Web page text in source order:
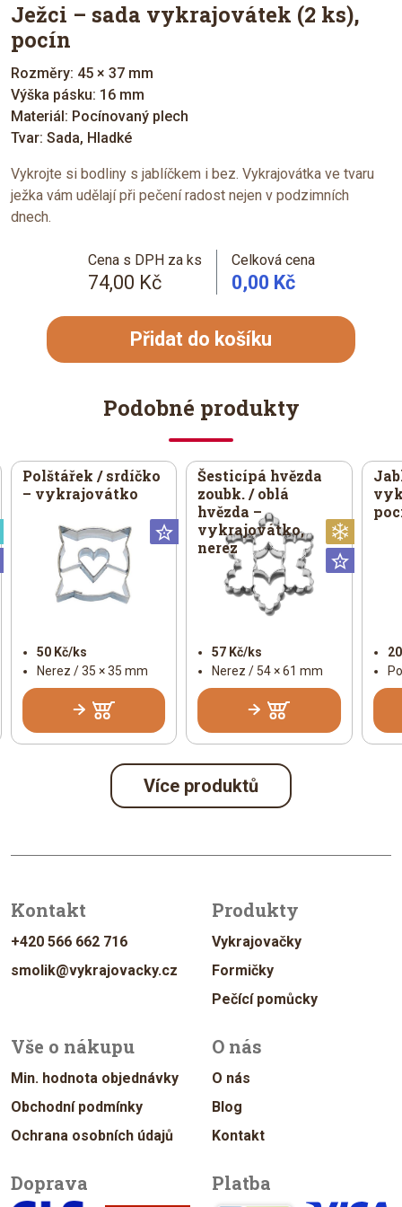
Ježci – sada vykrajovátek (2 ks),
pocín
Rozměry: 45 × 37 mm
Výška pásku: 16 mm
Materiál: Pocínovaný plech
Tvar: Sada, Hladké
Vykrojte si bodliny s jablíčkem i bez. Vykrajovátka ve tvaru
ježka vám udělají při pečení radost nejen v podzimních
dnech.
Cena s DPH za ks
74,00 Kč
Celková cena
0,00 Kč
Přidat do košíku
Podobné produkty
Universální
Polštářek / srdíčko
– vykrajovátko
50 Kč/ks
Nerez / 35 × 35 mm
Šesticípá hvězda
zoubk. / oblá
hvězda –
vykrajovátko,
nerez
57 Kč/ks
Nerez / 54 × 61 mm
Speciální
Universální
Více produktů
Kontakt
+420 566 662 716
smolik@vykrajovacky.cz
Produkty
Vykrajovačky
Formičky
Pečící pomůcky
Vše o nákupu
Min. hodnota objednávky
Obchodní podmínky
Ochrana osobních údajů
O nás
O nás
Blog
Kontakt
Doprava Platba